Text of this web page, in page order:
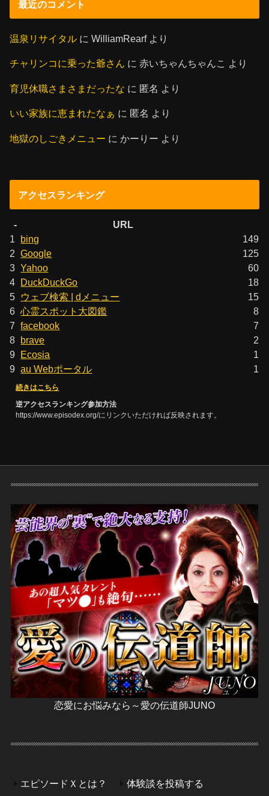
最近のコメント
温泉リサイタル にWilliamRearfより
チャリンコに乗った爺さん に赤いちゃんちゃんこ より
育児休職さまさまだったな に 匿名 より
いい家族に恵まれたなぁ に 匿名 より
地獄のしごきメニュー にかーりー より
アクセスランキング
-
URL
1
bing
149
2 Google
125
3 Yahoo
60
4 DuckDuckGo
18
5
ウェブ検索 | dメニュー
15
6 心霊スポット大図鑑
8
7 facebook
7
8 brave
2
9 Ecosia
1
9 au Webポータル 1
続きはこちら
逆アクセスランキング参加方法
https://www.episodex.org/にリンクいただければ反映されます。
恋愛にお悩みなら～愛の伝道師JUNO
エピソードＸとは？ 体験談を投稿する